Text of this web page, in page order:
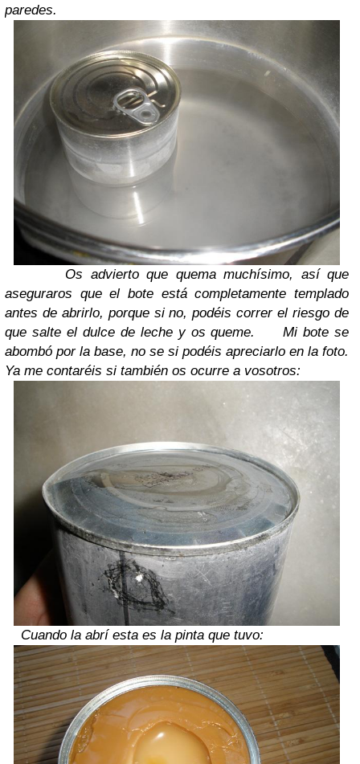
paredes.
Os advierto que quema muchísimo, así que
aseguraros que el bote está completamente templado
antes de abrirlo, porque si no, podéis correr el riesgo de
que salte el dulce de leche y os queme.
Mi bote se
abombó por la base, no se si podéis apreciarlo en la foto.
Ya me contaréis si también os ocurre a vosotros:
Cuando la abrí esta es la pinta que tuvo: